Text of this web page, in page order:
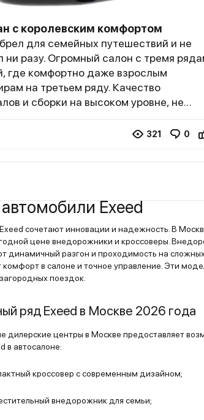
с королевским комфортом
для семейных путешествий и не
ни разу. Огромный салон с тремя
где комфортно даже взрослым
на третьем ряду. Качество
и сборки на высоком уровне, не
2.0 турбо мощностью 249 л.с.
Подвеска настроена
богатое – панорамная крыша,
смешанном цикле около 11 литров.
семейный автомобиль с
комфортом – VX отличный
321 0
Exeed
сочетают инновации и надежность. В
цене внедорожники и кроссоверы.
динамичный разгон и проходимость на сложных
комфорт в салоне и точное управление. Эти
поездок.
ряд Exeed в Москве 2026 года
дилерские центры в Москве предоставляет
в автосалоне:
кроссовер с современным дизайном;
внедорожник для семьи;